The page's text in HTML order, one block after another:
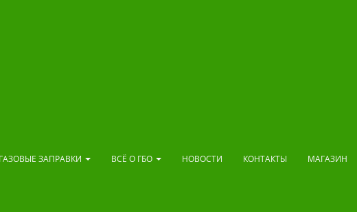
ГАЗОВЫЕ ЗАПРАВКИ ВСЁ О ГБО НОВОСТИ КОНТАКТЫ МАГАЗИН